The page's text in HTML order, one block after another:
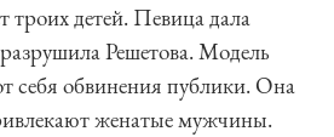
троих детей. Певица дала
Решетова. Модель
себя обвинения публики. Она
женатые мужчины.